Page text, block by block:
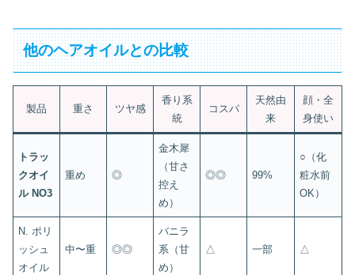
他のヘアオイルとの比較
製品 重さ ツヤ感
香り系
統
コスパ
天然由
来
顔・全
身使い
トラッ
クオイ
ル NO3
重め ◎
金木犀
（甘さ
控え
め）
◎◎ 99%
○（化
粧水前
OK）
N. ポリ
ッシュ
オイル
中〜重 ◎◎
バニラ
系（甘
め）
△ 一部 △